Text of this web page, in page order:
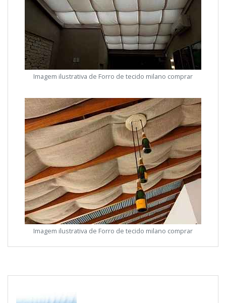
Imagem ilustrativa de Forro de tecido milano comprar
Imagem ilustrativa de Forro de tecido milano comprar